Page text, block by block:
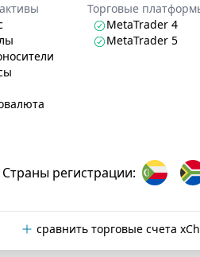
Торговые
MetaTrader 4
MetaTrader 5
Страны регистрации:
сравнить торговые счета